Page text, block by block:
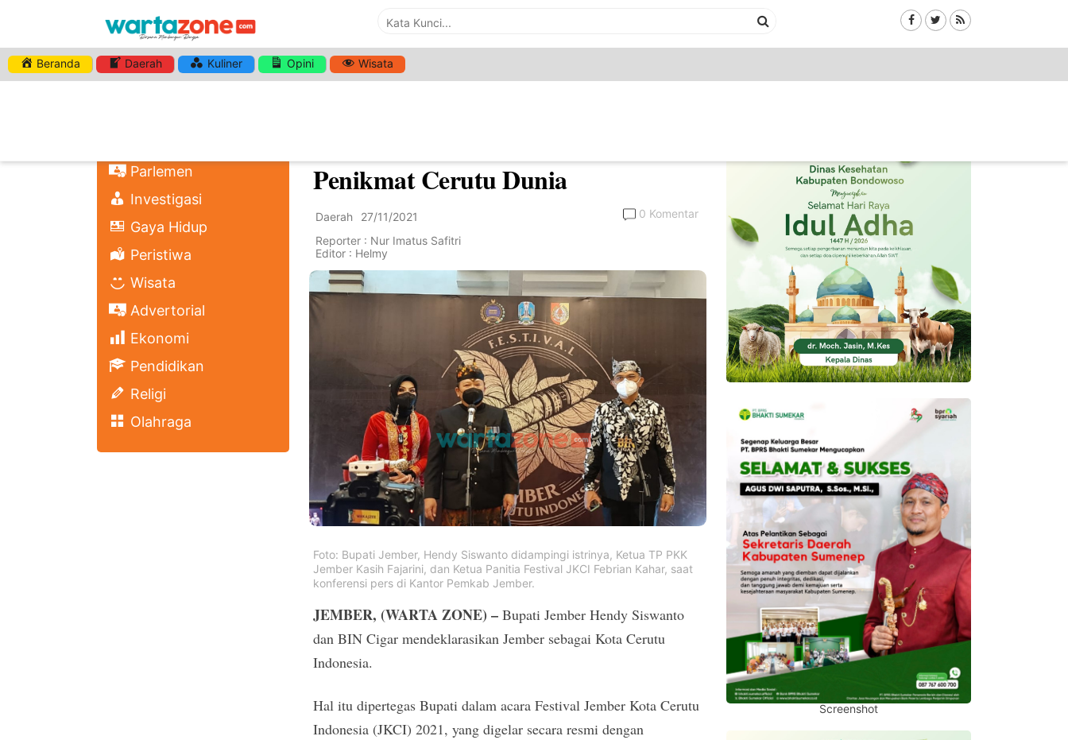
Beranda Daerah Kuliner Opini Wisata
Parlemen
Investigasi
Gaya Hidup
Peristiwa
Wisata
Advertorial
Ekonomi
Pendidikan
Religi
Olahraga
Home > Daerah
Penikmat Cerutu Dunia
Daerah 27/11/2021
0 Komentar
Reporter : Nur Imatus Safitri
Editor : Helmy
Foto: Bupati Jember, Hendy Siswanto didampingi istrinya, Ketua TP PKK
Jember Kasih Fajarini, dan Ketua Panitia Festival JKCI Febrian Kahar, saat
konferensi pers di Kantor Pemkab Jember.
JEMBER, (WARTA ZONE) – Bupati Jember Hendy Siswanto
dan BIN Cigar mendeklarasikan Jember sebagai Kota Cerutu
Indonesia.
Hal itu dipertegas Bupati dalam acara Festival Jember Kota Cerutu
Indonesia (JKCI) 2021, yang digelar secara resmi dengan
Screenshot